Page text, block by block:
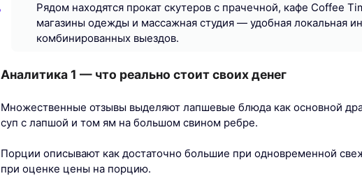
Рядом находятся прокат скутеров с прачечной, кафе Coffee
магазины одежды и массажная студия — удобная локальная
комбинированных выездов.
Аналитика 1 — что реально стоит своих денег
Множественные отзывы выделяют лапшевые блюда как основной
суп с лапшой и том ям на большом свином ребре.
Порции описывают как достаточно большие при одновременной
при оценке цены на порцию.